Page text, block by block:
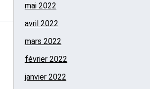
mai 2022
avril 2022
mars 2022
février 2022
janvier 2022